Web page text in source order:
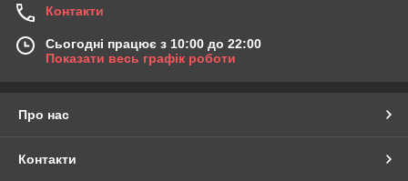
Контакти
Сьогодні працює з 10:00 до 22:00
Показати весь графік роботи
Про нас
Контакти